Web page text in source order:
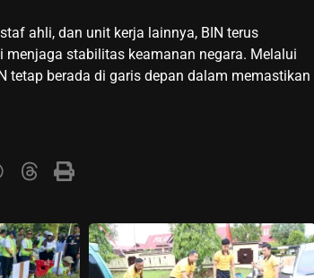
ahli, dan unit kerja lainnya, BIN terus
stabilitas keamanan negara. Melalui
tetap berada di garis depan dalam memastikan